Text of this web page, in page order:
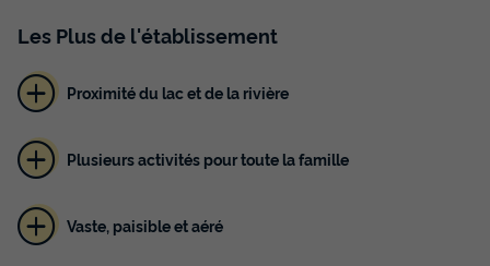
Les Plusde l'établissement
Proximité du lac et de la rivière
Plusieurs activités pour toute la famille
Vaste, paisible et aéré